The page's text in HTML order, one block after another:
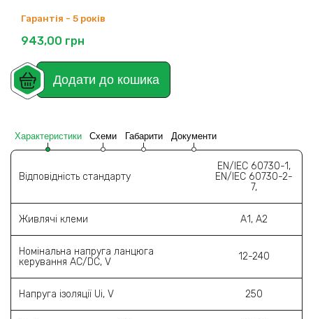
Гарантія - 5 років
943,00 грн
Додати до кошика
Характеристики Схеми Габарити Документи
Відповідність стандарту
EN/IEC 60730-1,
EN/IEC 60730-2-
7,
Живлячі клеми А1, А2
Номінальна напруга ланцюга
керування AC/DC, V
12-240
Напруга ізоляції Ui, V 250